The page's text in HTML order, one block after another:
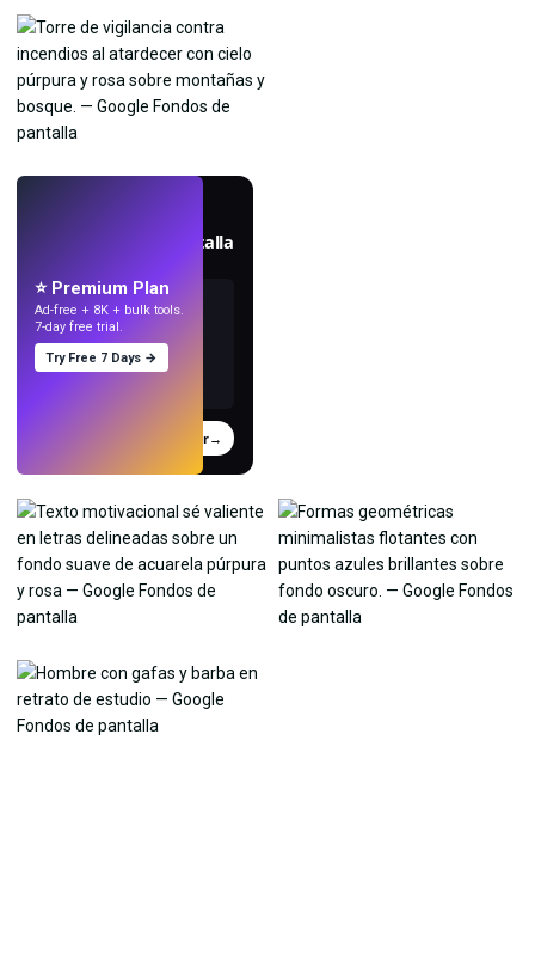
Crea fondos de pantalla
Probar →
⭐ Premium Plan
Ad-free + 8K + bulk tools.
7-day free trial.
Try Free 7 Days →